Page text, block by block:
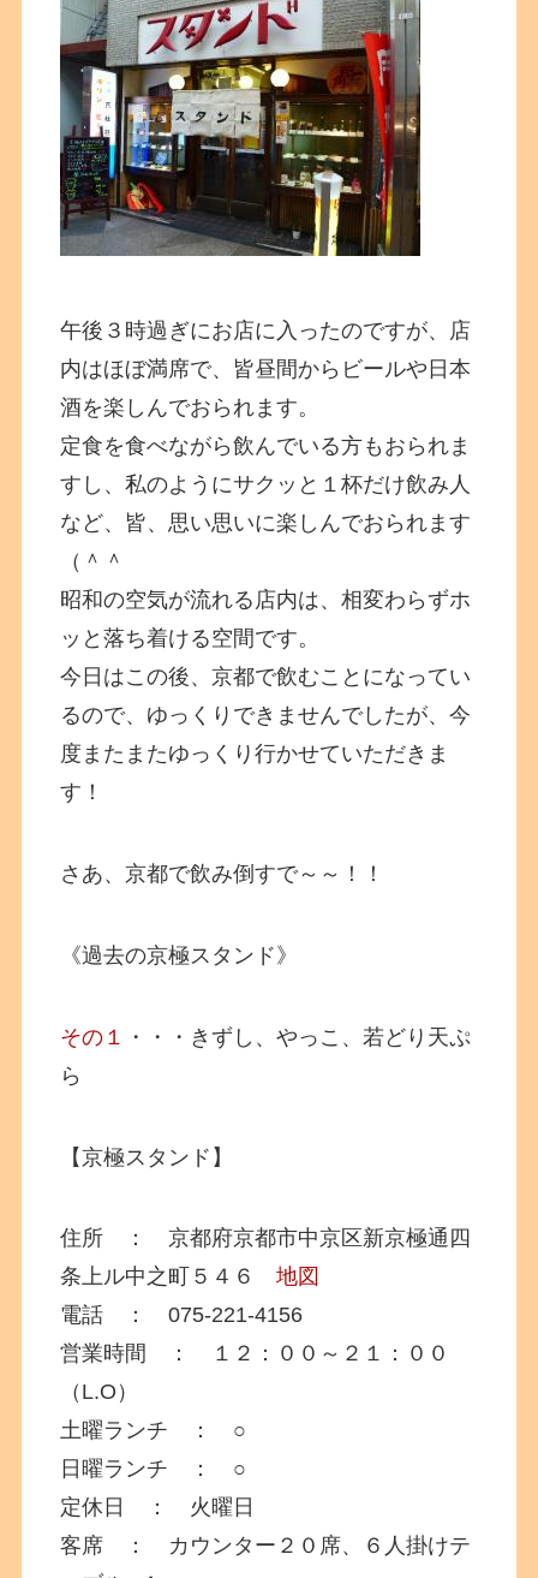
午後３時過ぎにお店に入ったのですが、店
内はほぼ満席で、皆昼間からビールや日本
酒を楽しんでおられます。
定食を食べながら飲んでいる方もおられま
すし、私のようにサクッと１杯だけ飲み人
など、皆、思い思いに楽しんでおられます
（＾＾
昭和の空気が流れる店内は、相変わらずホ
ッと落ち着ける空間です。
今日はこの後、京都で飲むことになってい
るので、ゆっくりできませんでしたが、今
度またまたゆっくり行かせていただきま
す！
さあ、京都で飲み倒すで～～！！
《過去の京極スタンド》
その１ ・・・きずし、やっこ、若どり天ぷ
ら
【京極スタンド】
住所 ： 京都府京都市中京区新京極通四
条上ル中之町５４６地図
電話 ： 075-221-4156
営業時間 ： １２：００～２１：００
（L.O）
土曜ランチ ： ○
日曜ランチ ： ○
定休日 ： 火曜日
客席 ： カウンター２０席、６人掛けテ